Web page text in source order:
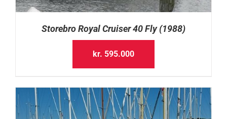
Storebro Royal Cruiser 40 Fly (1988)
kr. 595.000